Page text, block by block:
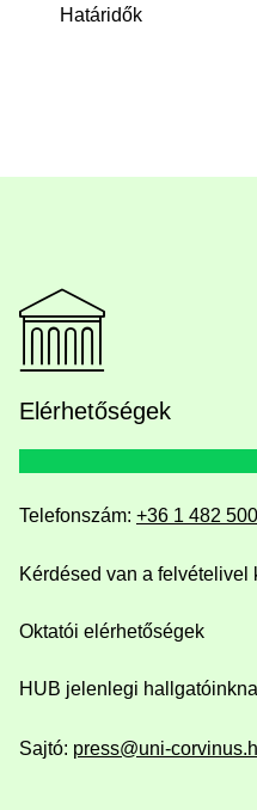
Határidők
Elérhetőségek
Telefonszám: +36 1 482
Kérdésed van a felvételivel
Oktatói elérhetőségek
HUB jelenlegi
Sajtó: press@uni-